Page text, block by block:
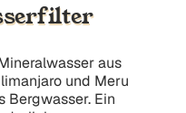
aus
und Meru
Bergwasser. Ein